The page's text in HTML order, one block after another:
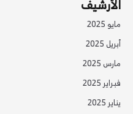
الأرشيف
مايو 2025
أبريل 2025
مارس 2025
فبراير 2025
يناير 2025